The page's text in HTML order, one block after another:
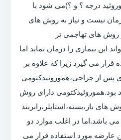
درجه ؟ و ؟)می شود با
نیست و نیاز به روش های
روش های تهاجمی تر
این بیماری را درمان نماید اما
می گیرد زیرا که علاوه بر
پس از جراحی،هموروئیدکتومی
بود.هموروئیدکتومی دارای روش
باز،بسته،استاپلر،رابربند
باشد.اما در اغلب موارد دو
عارضه مورد استفاده قرار می